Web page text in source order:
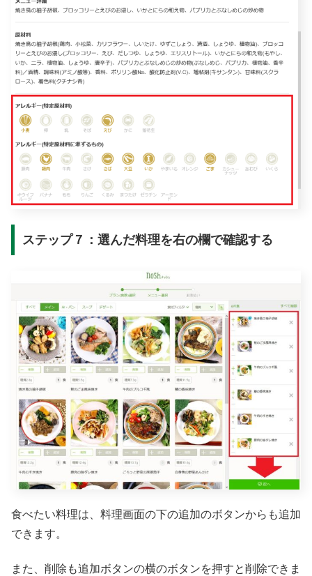
ステップ７：選んだ料理を右の欄で確認する
食べたい料理は、料理画面の下の追加のボタンからも追加
できます。
また、削除も追加ボタンの横のボタンを押すと削除できま